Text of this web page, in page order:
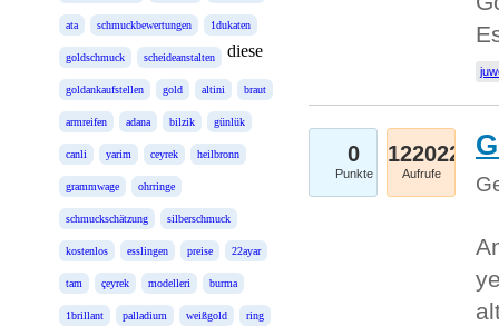
ata schmuckbewertungen 1dukaten
goldschmuck scheideanstalten
goldankaufstellen gold altini braut
armreifen adana bilzik günlük
canli yarim ceyrek heilbronn
grammwage ohrringe
schmuckschätzung silberschmuck
kostenlos esslingen preise 22ayar
tam çeyrek modelleri burma
1brillant palladium weißgold ring
diese
0
Punkte
122022
Aufrufe